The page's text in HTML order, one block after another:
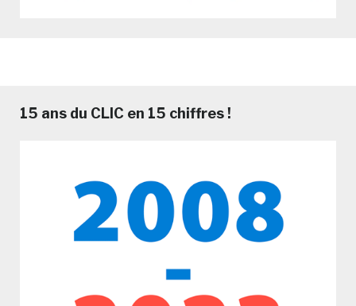
15 ans du CLIC en 15 chiffres !